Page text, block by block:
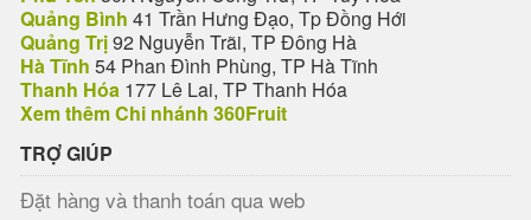
Quảng Bình 41 Trần Hưng Đạo, Tp Đồng Hới
Quảng Trị92 Nguyễn Trãi, TP Đông Hà
Hà Tĩnh 54 Phan Đình Phùng, TP Hà Tĩnh
Thanh Hóa 177 Lê Lai, TP Thanh Hóa
Xem thêm Chi nhánh 360Fruit
TRỢ GIÚP
Đặt hàng và thanh toán qua web